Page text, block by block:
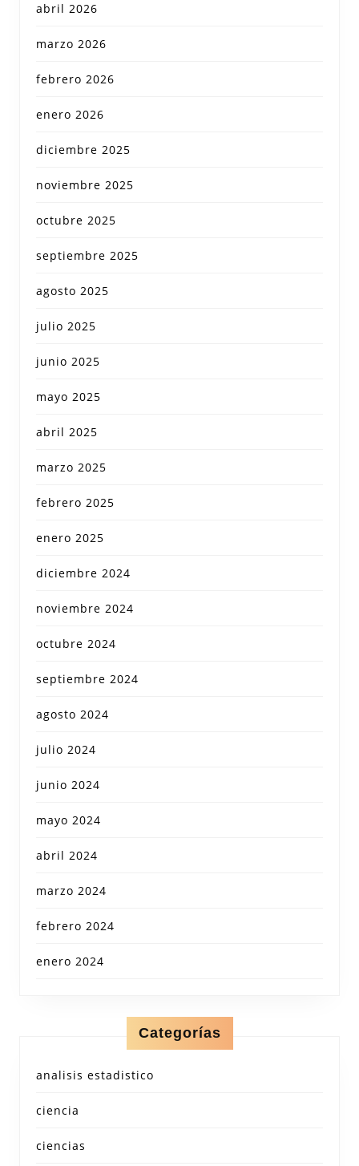
abril 2026
marzo 2026
febrero 2026
enero 2026
diciembre 2025
noviembre 2025
octubre 2025
septiembre 2025
agosto 2025
julio 2025
junio 2025
mayo 2025
abril 2025
marzo 2025
febrero 2025
enero 2025
diciembre 2024
noviembre 2024
octubre 2024
septiembre 2024
agosto 2024
julio 2024
junio 2024
mayo 2024
abril 2024
marzo 2024
febrero 2024
enero 2024
Categorías
analisis estadistico
ciencia
ciencias